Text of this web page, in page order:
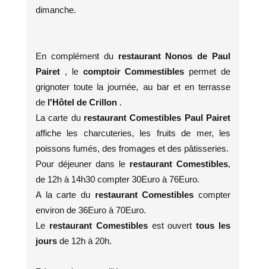
dimanche.
En complément du restaurant Nonos de Paul
Pairet , le comptoir Commestibles permet de
grignoter toute la journée, au bar et en terrasse
de l'Hôtel de Crillon .
La carte du restaurant Comestibles Paul Pairet
affiche les charcuteries, les fruits de mer, les
poissons fumés, des fromages et des pâtisseries.
Pour déjeuner dans le restaurant Comestibles,
de 12h à 14h30 compter 30Euro à 76Euro.
A la carte du restaurant Comestibles compter
environ de 36Euro à 70Euro.
Le restaurant Comestibles est ouvert tous les
jours de 12h à 20h.